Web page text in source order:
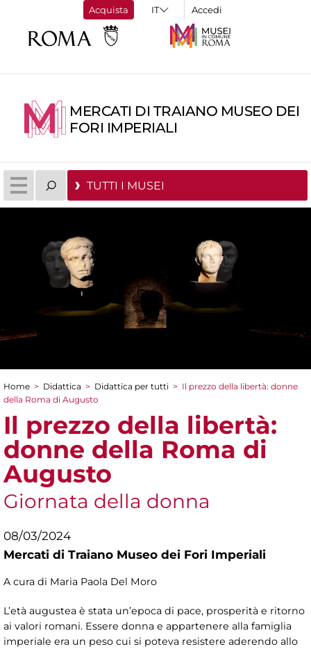
Acquista Accedi
MERCATI DI TRAIANO MUSEO DEI
FORI IMPERIALI
TUTTI I MUSEI
Tu sei qui
Home > Didattica > Didattica per tutti > Il prezzo della libertà: donne
della Roma di Augusto
Il prezzo della libertà:
donne della Roma di
Augusto
Giornata della donna
08/03/2024
Mercati di Traiano Museo dei Fori Imperiali
A cura di Maria Paola Del Moro
L’età augustea è stata un’epoca di pace, prosperità e ritorno
ai valori romani. Essere donna e appartenere alla famiglia
imperiale era un peso cui si poteva resistere aderendo allo